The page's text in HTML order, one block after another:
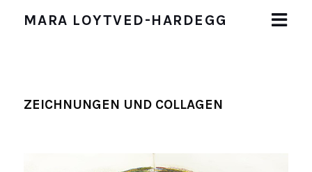
MARA LOYTVED-HARDEGG
Zeichnungen und Collagen
ZEICHNUNGEN UND COLLAGEN